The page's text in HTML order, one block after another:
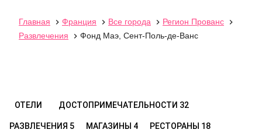
Главная  Франция  Все города  Регион Прованс

Развлечения
 Фонд Маэ, Сент-Поль-де-Ванс
ОТЕЛИ ДОСТОПРИМЕЧАТЕЛЬНОСТИ 32
РАЗВЛЕЧЕНИЯ 5 МАГАЗИНЫ 4 РЕСТОРАНЫ 18